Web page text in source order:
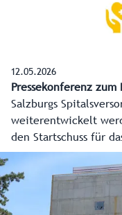
12.05.2026
Pressekonferenz
Salzburgs
weiterentwickelt
den Startschuss für
erteilt. Expertinnen
der Ärzteschaft, der
umsetzungsreife